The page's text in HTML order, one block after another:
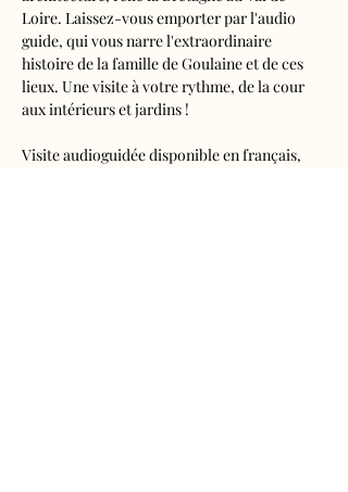
Loire. Laissez-vous emporter par l'audio
guide, qui vous narre l'extraordinaire
histoire de la famille de Goulaine et de ces
lieux. Une visite à votre rythme, de la cour
aux intérieurs et jardins !
Visite audioguidée disponible en français,